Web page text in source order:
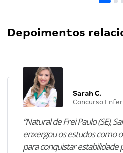
Depoimentos
Sarah C.
Concurso
“Natural de Frei Paulo (SE),
enxergou os estudos como
para conquistar estabilidade